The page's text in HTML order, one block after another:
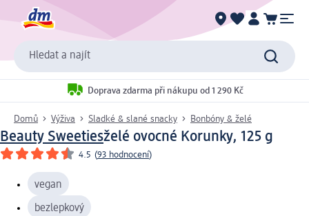
Hledat a najít
Doprava zdarma při nákupu od 1 290 Kč
Domů Výživa Sladké & slané snacky Bonbóny & želé
Beauty Sweetiesželé ovocné Korunky, 125 g
4.5 (93 hodnocení)
vegan
bezlepkový